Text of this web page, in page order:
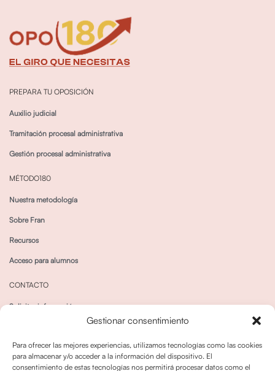
Gestionar consentimiento
Para ofrecer las mejores experiencias, utilizamos tecnologías como las cookies
para almacenar y/o acceder a la información del dispositivo. El
consentimiento de estas tecnologías nos permitirá procesar datos como el
PREPARA TU OPOSICIÓN
Auxilio judicial
Tramitación procesal administrativa
Gestión procesal administrativa
MÉTODO180
Nuestra metodología
Sobre Fran
Recursos
Acceso para alumnos
CONTACTO
Solicitar información